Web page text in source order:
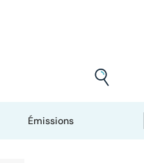
Émissions